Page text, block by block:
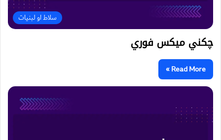
سلاط او لبنیات
چکني میکس فوري
Read More »